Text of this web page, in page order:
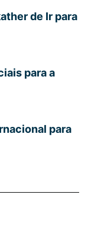
de Ir para
para a
para